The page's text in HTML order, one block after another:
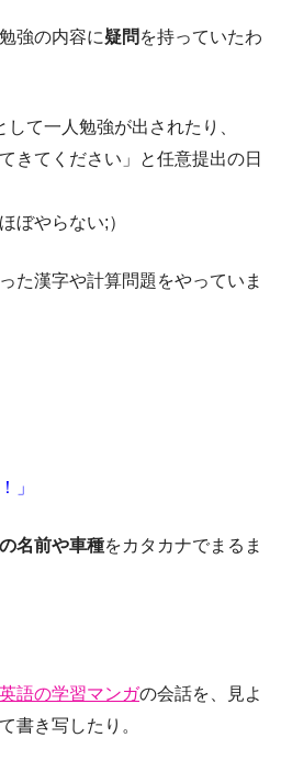
強の内容に疑問 を持っていたわ
て一人勉強が出されたり、
きてください」と任意提出の日
ぼやらない;）
た漢字や計算問題をやっていま
」
名前や車種をカタカナでまるま
語の学習マンガの会話を、見よ
書き写したり。